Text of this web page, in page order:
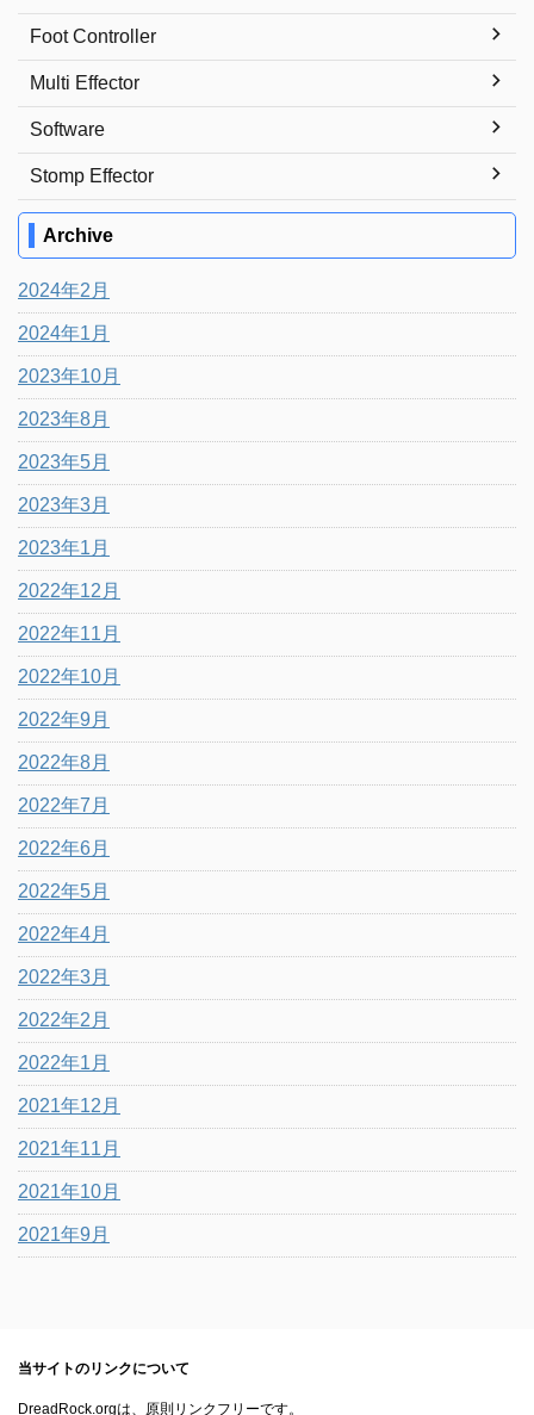
Foot Controller
Multi Effector
Software
Stomp Effector
Archive
2024年2月
2024年1月
2023年10月
2023年8月
2023年5月
2023年3月
2023年1月
2022年12月
2022年11月
2022年10月
2022年9月
2022年8月
2022年7月
2022年6月
2022年5月
2022年4月
2022年3月
2022年2月
2022年1月
2021年12月
2021年11月
2021年10月
2021年9月
当サイトのリンクについて
DreadRock.orgは、原則リンクフリーです。